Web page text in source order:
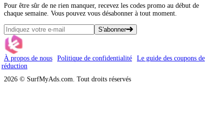
Pour être sûr de ne rien manquer, recevez les codes promo au début de
chaque semaine. Vous pouvez vous désabonner à tout moment.
S'abonner
À propos de nous Politique de confidentialité
Le guide des coupons de
réduction
2026 © SurfMyAds.com. Tout droits réservés